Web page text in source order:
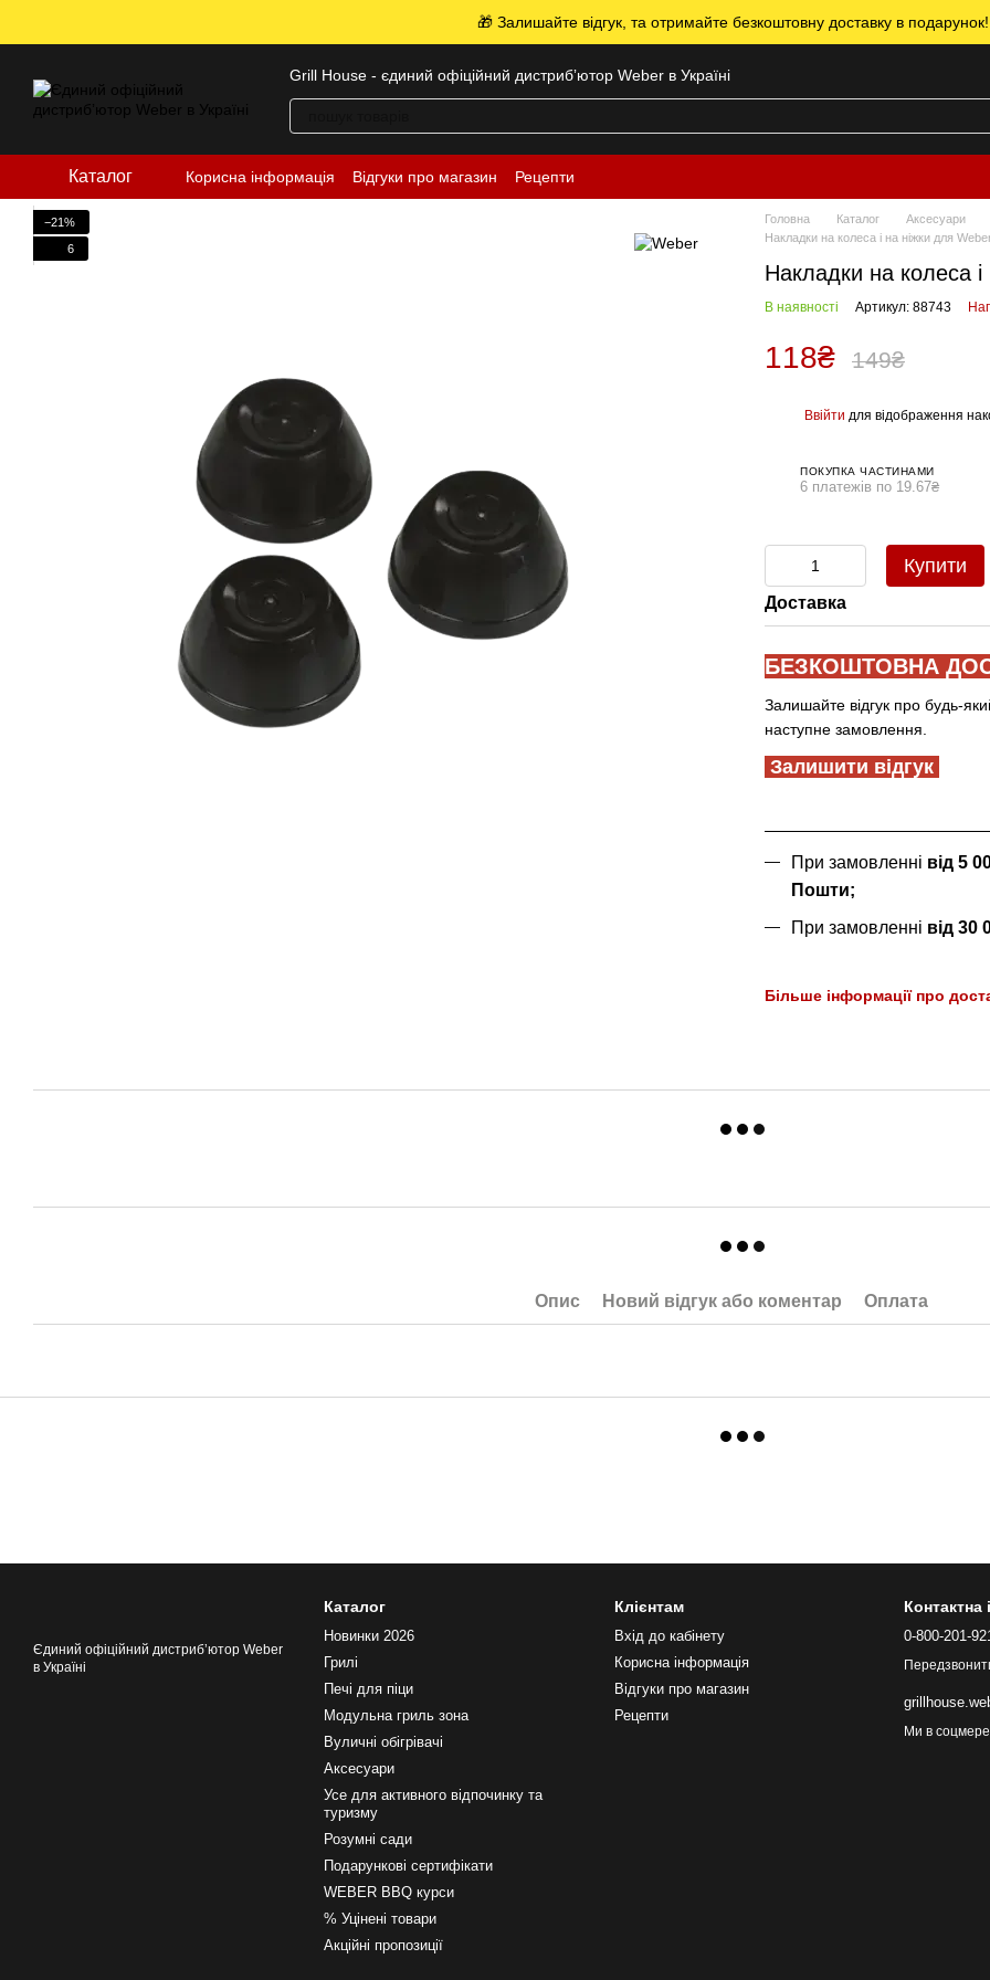
🎁 Залишайте відгук, та отримайте безкоштовну доставку в
Grill House - єдиний офіційний дистрибʼютор Weber в Україні
Каталог Корисна інформація Відгуки про магазин Рецепти
−21%
6
Головна Каталог
Аксесуари
Накладки на колеса і на ніжки для
Накладки на колеса
В наявності Артикул: 88743
118₴ 149₴
Ввійти для відображення
ПОКУПКА ЧАСТИНАМИ
6 платежів по 19.67₴
Купити
Доставка
БЕЗКОШТОВНА
Залишайте відгук про будь-
наступне замовлення.
Залишити відгук
При замовленні від 5
Пошти;
При замовленні від 30
Більше інформації про
Опис Новий відгук або коментар Оплата
Єдиний офіційний дистрибʼютор Weber
в Україні
Каталог
Новинки 2026
Грилі
Печі для піци
Модульна гриль зона
Вуличні обігрівачі
Аксесуари
Усе для активного відпочинку та
туризму
Розумні сади
Подарункові сертифікати
WEBER BBQ курси
% Уцінені товари
Акційні пропозиції
Клієнтам
Вхід до кабінету
Корисна інформація
Відгуки про магазин
Рецепти
Контактна
0-800-201-
Ми в